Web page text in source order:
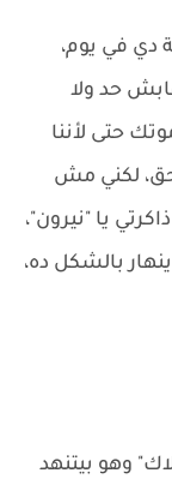
دي في يوم،
حد ولا
حتى لأننا
لكني مش
يا "نيرون"،
بالشكل ده،
وهو بيتنهد